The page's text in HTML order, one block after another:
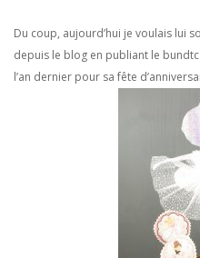
Du coup, aujourd’hui je voulais lui
depuis le blog en publiant le
l’an dernier pour sa fête